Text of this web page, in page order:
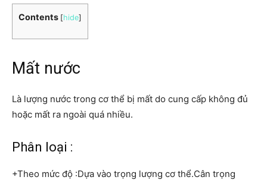
Contents [hide]
Mất nước
Là lượng nước trong cơ thể bị mất do cung cấp không đủ
hoặc mất ra ngoài quá nhiều.
Phân loại :
+Theo mức độ :Dựa vào trọng lượng cơ thể.Cân trọng